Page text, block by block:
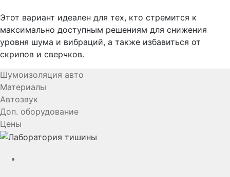
Этот вариант идеален для тех, кто стремится к
максимально доступным решениям для снижения
уровня шума и вибраций, а также избавиться от
скрипов и сверчков.
Шумоизоляция авто
Материалы
Автозвук
Доп. оборудование
Цены